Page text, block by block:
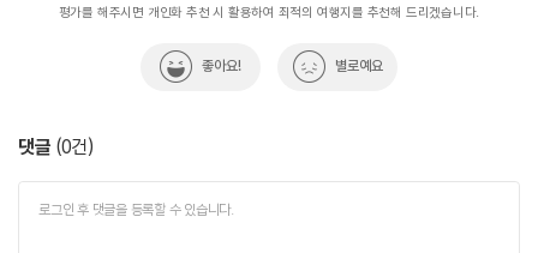
평가를 해주시면 개인화 추천 시 활용하여 최적의 여행지를 추천해 드리겠습니다.
좋아요! 별로예요
댓글 (0건)